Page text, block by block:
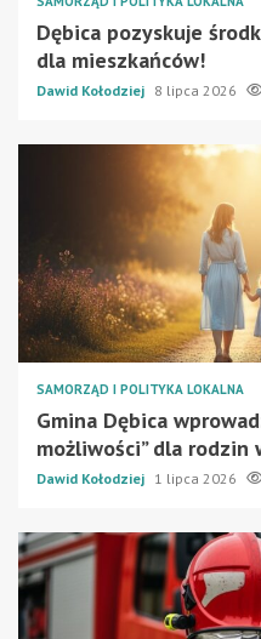
Dębica pozyskuje
dla mieszkańców!
Dawid Kołodziej 8 lipca 2026
SAMORZĄD I POLITYKA LOKALNA
Gmina Dębica
możliwości” dla
Dawid Kołodziej 1 lipca 2026